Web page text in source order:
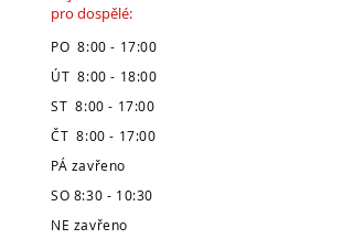
pro dospělé:
PO 8:00 - 17:00
ÚT 8:00 - 18:00
ST 8:00 - 17:00
ČT 8:00 - 17:00
PÁ zavřeno
SO 8:30 - 10:30
NE zavřeno